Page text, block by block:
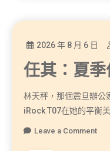
2026 年 8 月 6 日
任其：夏
林天秤，那個震旦辦公
iRock T07在她的平衡
Leave a Comment